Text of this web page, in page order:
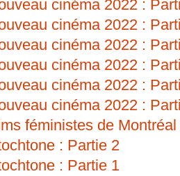
cinéma 2022 :
cinéma 2022 :
cinéma 2022 :
cinéma 2022 :
cinéma 2022 :
cinéma 2022 :
féministes de
: Partie 2
: Partie 1